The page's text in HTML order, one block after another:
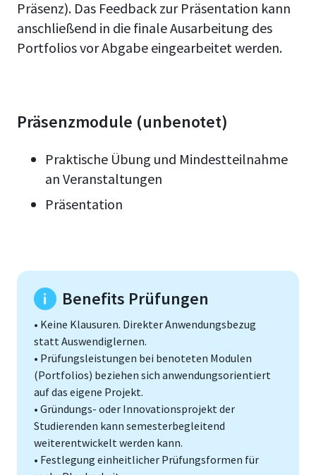
Präsenz). Das Feedback zur Präsentation kann
anschließend in die finale Ausarbeitung des
Portfolios vor Abgabe eingearbeitet werden.
Präsenzmodule (unbenotet)
Praktische Übung und Mindestteilnahme
an Veranstaltungen
Präsentation
Benefits Prüfungen
• Keine Klausuren. Direkter Anwendungsbezug
statt Auswendiglernen.
• Prüfungsleistungen bei benoteten Modulen
(Portfolios) beziehen sich anwendungsorientiert
auf das eigene Projekt.
• Gründungs- oder Innovationsprojekt der
Studierenden kann semesterbegleitend
weiterentwickelt werden kann.
• Festlegung einheitlicher Prüfungsformen für